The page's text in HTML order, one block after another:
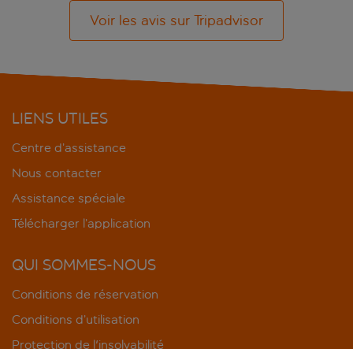
Voir les avis sur Tripadvisor
LIENS UTILES
Centre d’assistance
Nous contacter
Assistance spéciale
Télécharger l’application
QUI SOMMES-NOUS
Conditions de réservation
Conditions d’utilisation
Protection de l'insolvabilité